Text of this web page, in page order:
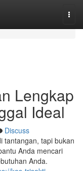
Lengkap
Ideal
Discuss
tantangan, tapi bukan
Anda mencari
Anda.